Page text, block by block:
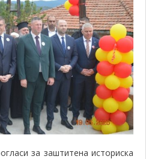
за заштитена историска